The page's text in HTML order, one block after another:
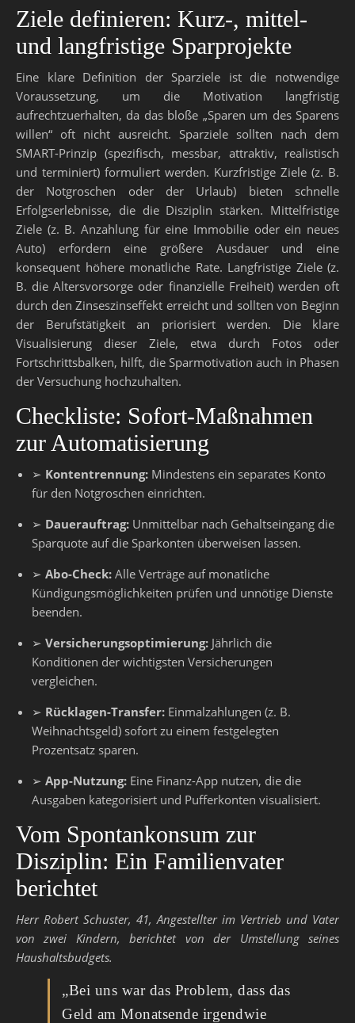
Ziele definieren: Kurz-, mittel-
und langfristige Sparprojekte
Eine klare Definition der Sparziele ist die notwendige
Voraussetzung, um die Motivation langfristig
aufrechtzuerhalten, da das bloße „Sparen um des Sparens
willen“ oft nicht ausreicht. Sparziele sollten nach dem
SMART-Prinzip (spezifisch, messbar, attraktiv, realistisch
und terminiert) formuliert werden. Kurzfristige Ziele (z. B.
der Notgroschen oder der Urlaub) bieten schnelle
Erfolgserlebnisse, die die Disziplin stärken. Mittelfristige
Ziele (z. B. Anzahlung für eine Immobilie oder ein neues
Auto) erfordern eine größere Ausdauer und eine
konsequent höhere monatliche Rate. Langfristige Ziele (z.
B. die Altersvorsorge oder finanzielle Freiheit) werden oft
durch den Zinseszinseffekt erreicht und sollten von Beginn
der Berufstätigkeit an priorisiert werden. Die klare
Visualisierung dieser Ziele, etwa durch Fotos oder
Fortschrittsbalken, hilft, die Sparmotivation auch in Phasen
der Versuchung hochzuhalten.
Checkliste: Sofort-Maßnahmen
zur Automatisierung
➢ Kontentrennung: Mindestens ein separates Konto
für den Notgroschen einrichten.
➢ Dauerauftrag: Unmittelbar nach Gehaltseingang die
Sparquote auf die Sparkonten überweisen lassen.
➢ Abo-Check: Alle Verträge auf monatliche
Kündigungsmöglichkeiten prüfen und unnötige Dienste
beenden.
➢ Versicherungsoptimierung: Jährlich die
Konditionen der wichtigsten Versicherungen
vergleichen.
➢ Rücklagen-Transfer: Einmalzahlungen (z. B.
Weihnachtsgeld) sofort zu einem festgelegten
Prozentsatz sparen.
➢ App-Nutzung: Eine Finanz-App nutzen, die die
Ausgaben kategorisiert und Pufferkonten visualisiert.
Vom Spontankonsum zur
Disziplin: Ein Familienvater
berichtet
Herr Robert Schuster, 41, Angestellter im Vertrieb und Vater
von zwei Kindern, berichtet von der Umstellung seines
Haushaltsbudgets.
„Bei uns war das Problem, dass das
Geld am Monatsende irgendwie